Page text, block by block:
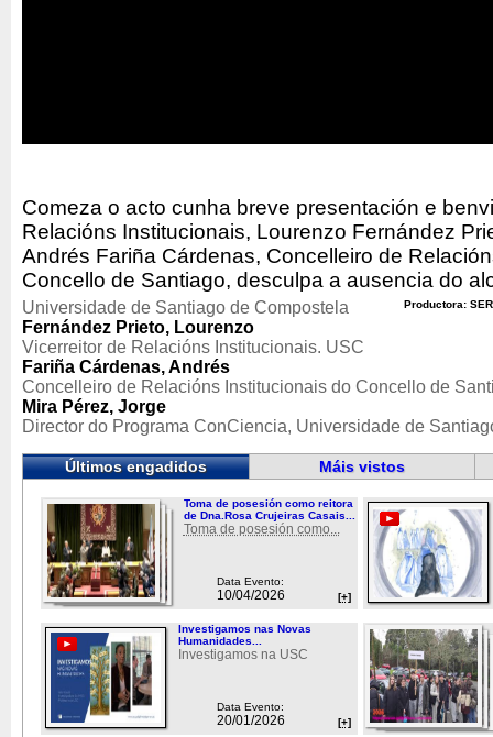
Comeza o acto cunha breve presentación e
Relacións Institucionais, Lourenzo Fernández
Andrés Fariña Cárdenas, Concelleiro de
Concello de Santiago, desculpa a ausencia do
Productora:
Universidade de Santiago de Compostela
Fernández Prieto, Lourenzo
Vicerreitor de Relacións Institucionais. USC
Fariña Cárdenas, Andrés
Concelleiro de Relacións Institucionais do Concello de
Mira Pérez, Jorge
Director do Programa ConCiencia, Universidade de
Últimos engadidos Máis vistos
Toma de posesión como reitora
de Dna.Rosa Crujeiras Casais...
Toma de posesión como...
Data Evento:
10/04/2026 [+]
Investigamos nas Novas
Humanidades...
Investigamos na USC
Data Evento:
20/01/2026 [+]